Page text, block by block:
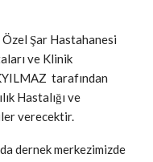
Şar Hastahanesi
ve Klinik
tarafından
Hastalığı ve
verecektir.
dernek merkezimizde